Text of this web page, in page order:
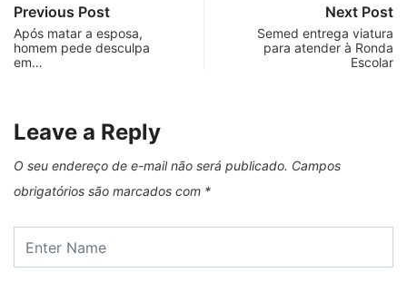
Previous Post
Após matar a esposa,
homem pede desculpa
em…
Next Post
Semed entrega viatura
para atender à Ronda
Escolar
Leave a Reply
O seu endereço de e-mail não será publicado. Campos
obrigatórios são marcados com *